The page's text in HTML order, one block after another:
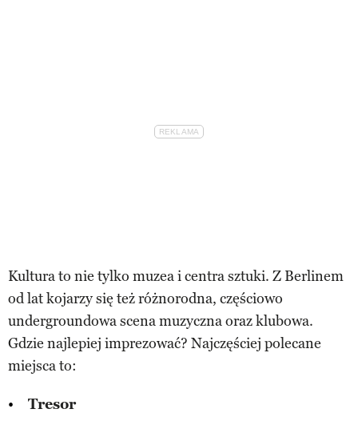
Kultura to nie tylko muzea i centra sztuki. Z Berlinem
od lat kojarzy się też różnorodna, częściowo
undergroundowa scena muzyczna oraz klubowa.
Gdzie najlepiej imprezować? Najczęściej polecane
miejsca to:
Tresor